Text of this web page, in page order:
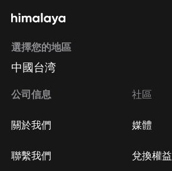
方法 Google Play取消訂閱方法
選擇您的地區
中國台湾
公司信息
關於我們
聯繫我們
社區
媒體
兌換權益